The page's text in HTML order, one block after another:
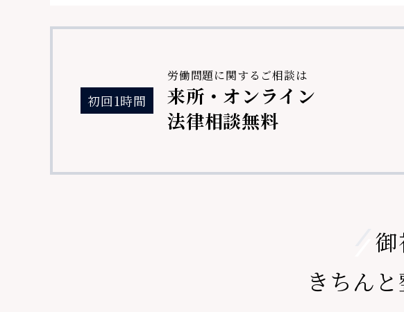
初回1時間
労働問題に関するご相談は
来所・オンライン
法律相談無料
御
きちん